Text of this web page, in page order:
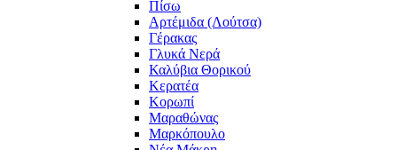
Πίσω
Αρτέμιδα (Λούτσα)
Γέρακας
Γλυκά Νερά
Καλύβια Θορικού
Κερατέα
Κορωπί
Μαραθώνας
Μαρκόπουλο